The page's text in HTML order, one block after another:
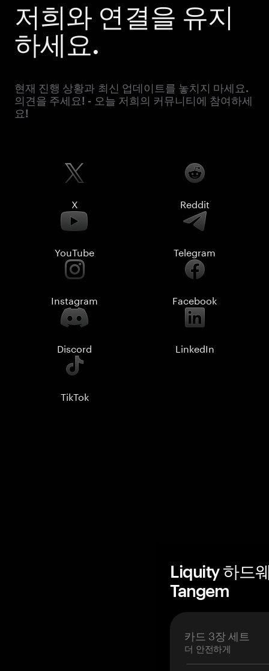
저희와 연결을 유지
하세요.
현재 진행 상황과 최신 업데이트를 놓치지 마세요.
의견을 주세요! - 오늘 저희의 커뮤니티에 참여하세
요!
X Reddit
YouTube Telegram
Instagram Facebook
Discord LinkedIn
TikTok
Liquity 하드
Tangem
카드 3장 세트
더 안전하게